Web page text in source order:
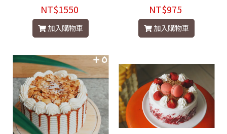
NT$1550
加入購物車
NT$975
加入購物車